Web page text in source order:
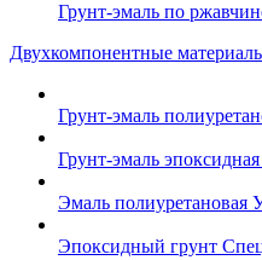
Грунт-эмаль по
Двухкомпонентные
Грунт-эмаль
Грунт-эмаль
Эмаль полиуретановая
Эпоксидный грунт